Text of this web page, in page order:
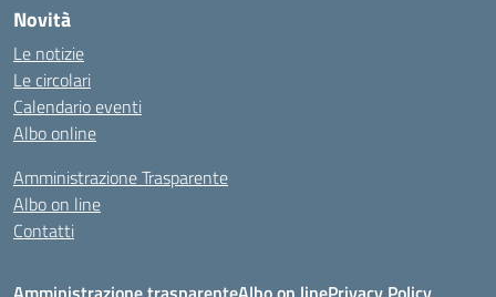
Novità
Le notizie
Le circolari
Calendario eventi
Albo online
Amministrazione Trasparente
Albo on line
Contatti